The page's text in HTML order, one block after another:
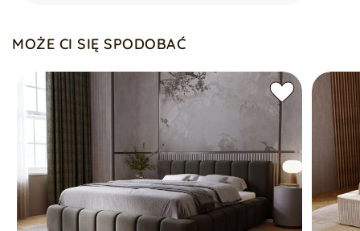
Symbol5905242932728
MOŻE CI SIĘ SPODOBAĆ